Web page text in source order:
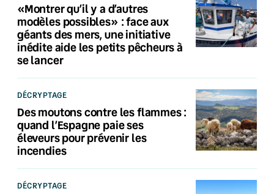
«Montrer qu’il y a d’autres
modèles possibles» : face aux
géants des mers, une initiative
inédite aide les petits pêcheurs à
se lancer
DÉCRYPTAGE
Des moutons contre les flammes :
quand l’Espagne paie ses
éleveurs pour prévenir les
incendies
DÉCRYPTAGE